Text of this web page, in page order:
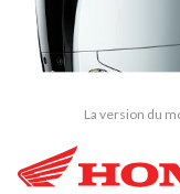
La version du